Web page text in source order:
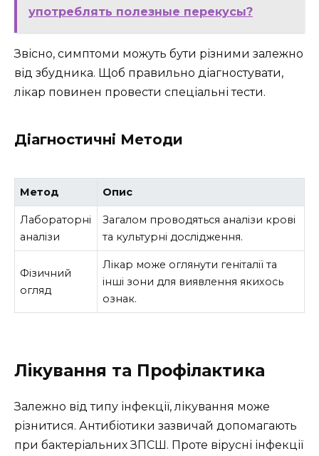
употреблять полезные перекусы?
Звісно, симптоми можуть бути різними залежно
від збудника. Щоб правильно діагностувати,
лікар повинен провести спеціальні тести.
Діагностичні Методи
Метод Опис
Лабораторні
аналізи
Загалом проводяться аналізи крові
та культурні дослідження.
Фізичний
огляд
Лікар може оглянути геніталії та
інші зони для виявлення якихось
ознак.
Лікування та Профілактика
Залежно від типу інфекції, лікування може
різнитися. Антибіотики зазвичай допомагають
при бактеріальних ЗПСШ. Проте вірусні інфекції